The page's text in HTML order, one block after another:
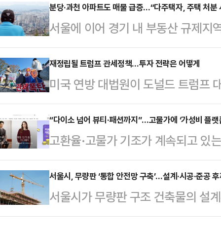
으면서 당내 파열음이 더욱 커지고
한 채 당원들의 뜻을 반영한 결정이
전망이다.23일 데일리안 취재를 종
에서 열린 의원총회에서 "내가 (윤
스북 글을 몇 번이나 읽은 의원들이
것"이라고 강…
분당·과천 아파트도 매물 급증…“다주택자, 주택 처분
서울에 이어 경기 내 부동산 규제지
있다. 오는 5월 9일 양도소득세 중
둘러 매도에 나선 것으로 파악된다
규제지역을 중심으로 최근 한 달 사
전체 아파트 매물은 전날 기준 16
대비 2.7% 증가하는 데 그쳤으나
증했다.특히 성남은 분당구를 중심
나타났다. 분당…
재정립될 트럼프 관세정책…투자 전략은 어떻게
미국 연방 대법원이 도널드 트럼프
시에 미칠 영향이 주목된다.관련 소
시도 상승 마감했지만, 불확실성을
가 있다는 지적이다.24일 한국거래
비 37.56포인트(0.65%) 오른
이 단기 급등에 따른 차익실현을 꾀
스 등 '반도체 투톱'을 1조원 넘게
불확실…
“다이소 넘어 뷰티·패션까지”…고물가에 ‘가성비 플랫
고환율·고물가 기조가 계속되고 있
비’로 빠르게 이동하고 있다. 초저
리적인 가격에 선보이는 ‘오프 프
유통 채널로 부상하는 모습이다.24
활용품 중심의 균일가 매장이 가성
서울시, 무량판 ‘통합 안전망 구축’…설계·시공·준공
서울시가 무량판 구조 건축물의 설
생애주기를 아우르는 ‘통합 안전망